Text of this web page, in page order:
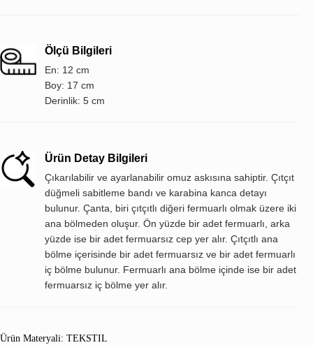
Ölçü Bilgileri
En: 12 cm
Boy: 17 cm
Derinlik: 5 cm
Ürün Detay Bilgileri
Çıkarılabilir ve ayarlanabilir omuz askısına sahiptir. Çıtçıt
düğmeli sabitleme bandı ve karabina kanca detayı
bulunur. Çanta, biri çıtçıtlı diğeri fermuarlı olmak üzere iki
ana bölmeden oluşur. Ön yüzde bir adet fermuarlı, arka
yüzde ise bir adet fermuarsız cep yer alır. Çıtçıtlı ana
bölme içerisinde bir adet fermuarsız ve bir adet fermuarlı
iç bölme bulunur. Fermuarlı ana bölme içinde ise bir adet
fermuarsız iç bölme yer alır.
Ürün Materyali: TEKSTIL